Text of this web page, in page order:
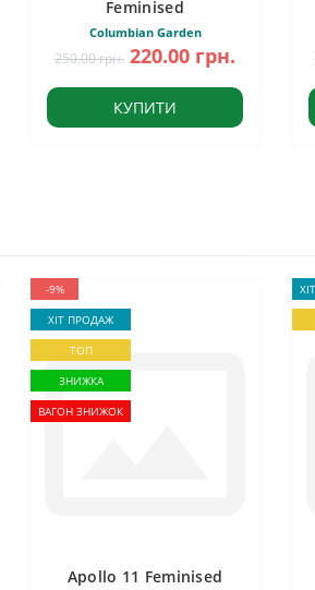
Feminised
Columbian Garden
250.00 грн. 220.00 грн.
КУПИТИ
-9%
ХІТ ПРОДАЖ
ТОП
ЗНИЖКА
ВАГОН ЗНИЖОК
Apollo 11 Feminised